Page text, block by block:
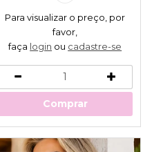
Para visualizar o preço, por
favor,
faça login ou cadastre-se
Comprar